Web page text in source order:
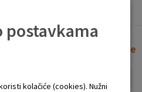
možete vidjeti
Očisti filtere
kolačiće (cookies). Nužni